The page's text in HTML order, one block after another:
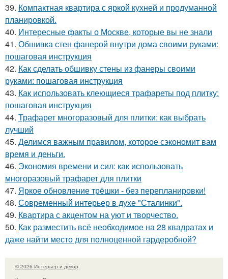
39. Компактная квартира с яркой кухней и продуманной
планировкой.
40. Интересные факты о Москве, которые вы не знали
41. Обшивка стен фанерой внутри дома своими руками:
пошаговая инструкция
42. Как сделать обшивку стены из фанеры своими
руками: пошаговая инструкция
43. Как использовать клеющиеся трафареты под плитку:
пошаговая инструкция
44. Трафарет многоразовый для плитки: как выбрать
лучший
45. Делимся важным правилом, которое сэкономит вам
время и деньги.
46. Экономия времени и сил: как использовать
многоразовый трафарет для плитки
47. Яркое обновление трёшки - без перепланировки!
48. Современный интерьер в духе "Сталинки".
49. Квартира с акцентом на уют и творчество.
50. Как разместить всё необходимое на 28 квадратах и
даже найти место для полноценной гардеробной?
© 2026 Интерьер и декор